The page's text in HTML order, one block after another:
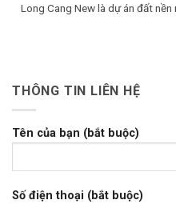
Long Cang New là dự án đất nền
THÔNG TIN LIÊN HỆ
Tên của bạn (bắt buộc)
Số điện thoại (bắt buộc)